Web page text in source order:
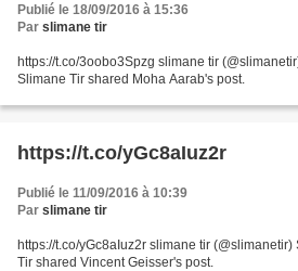
Publié le 18/09/2016 à 15:36
Par slimane tir
https://t.co/3oobo3Spzg slimane tir
Slimane Tir shared Moha Aarab's post.
https://t.co/yGc8aIuz2r
Publié le 11/09/2016 à 10:39
Par slimane tir
https://t.co/yGc8aIuz2r slimane tir
Tir shared Vincent Geisser's post.